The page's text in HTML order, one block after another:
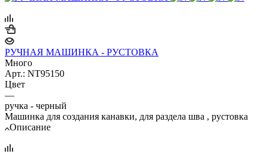
РУЧНАЯ МАШИНКА - РУСТОВКА
Много
Арт.: NT95150
Цвет
—
ручка - черный
Машинка для создания канавки, для раздела шва , рустовка
Описание